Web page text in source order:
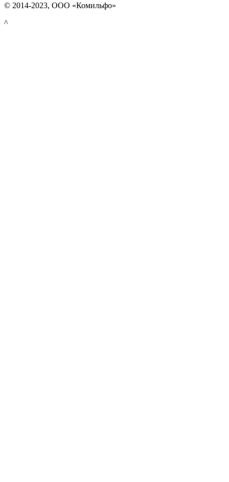
© 2014-2023, ООО «Комильфо»
^